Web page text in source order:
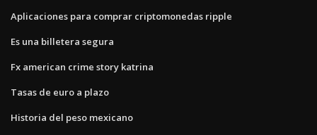
Aplicaciones para comprar criptomonedas ripple
Es una billetera segura
Fx american crime story katrina
Tasas de euro a plazo
Historia del peso mexicano